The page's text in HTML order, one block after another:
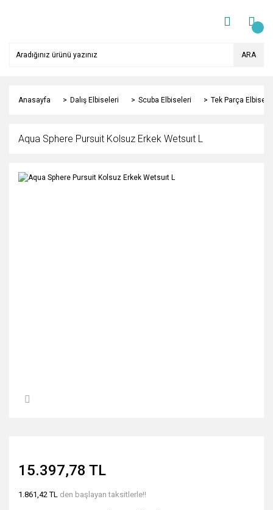
ARA
Anasayfa Dalış Elbiseleri Scuba Elbiseleri Tek Parça
Aqua Sphere Pursuit Kolsuz Erkek Wetsuıt L
15.397,78 TL
1.861,42 TL den başlayan taksitlerle!!